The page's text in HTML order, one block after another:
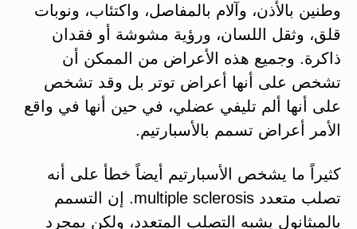
وطنين بالأذن، وآلام بالمفاصل، واكتئاب، ونوبات
قلق، وثقل اللسان، ورؤية مشوشة أو فقدان
ذاكرة. وجميع هذه الأعراض من الممكن أن
تشخص على أنها أعراض توتر بل وقد تشخص
على أنها ألم تليفي عضلي، في حين أنها في واقع
الأمر أعراض تسمم بالأسبارتيم.
كثيراً ما يشخص الأسبارتيم أيضاً خطأ على أنه
تصلب متعدد multiple sclerosis. إن التسمم
بالميثانول يشبه التصلب المتعدد، ولكن بمجرد